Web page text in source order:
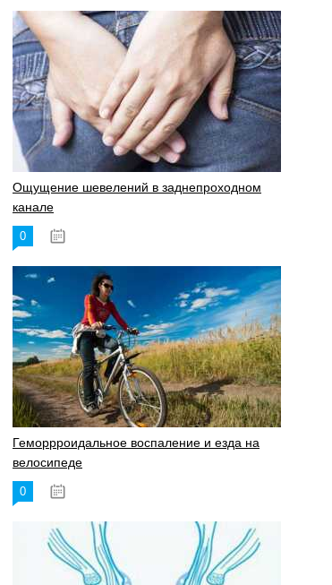
Ощущение шевелений в заднепроходном
канале
0
Геморрроидальное воспаление и езда на
велосипеде
0